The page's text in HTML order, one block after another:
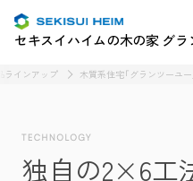
セキスイハイムの木の家 グラ
独自の2×6工
ラインアップ 木質系住宅「グランツーユー